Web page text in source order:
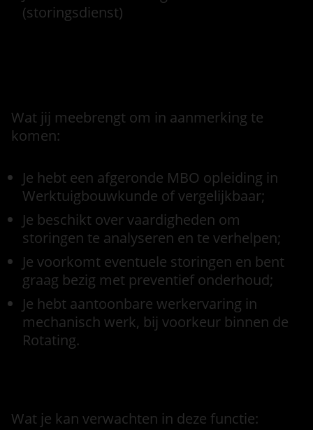
(storingsdienst)
Wat jij meebrengt om in aanmerking te
komen:
Je hebt een afgeronde MBO opleiding in
Werktuigbouwkunde of vergelijkbaar;
Je beschikt over vaardigheden om
storingen te analyseren en te verhelpen;
Je voorkomt eventuele storingen en bent
graag bezig met preventief onderhoud;
Je hebt aantoonbare werkervaring in
mechanisch werk, bij voorkeur binnen de
Rotating.
Wat je kan verwachten in deze functie: